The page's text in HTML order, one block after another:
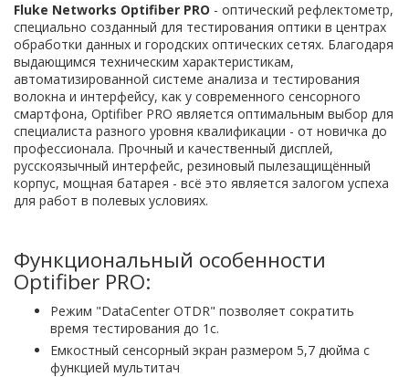
Fluke Networks Optifiber PRO - оптический рефлектометр,
специально созданный для тестирования оптики в центрах
обработки данных и городских оптических сетях. Благодаря
выдающимся техническим характеристикам,
автоматизированной системе анализа и тестирования
волокна и интерфейсу, как у современного сенсорного
смартфона, Optifiber PRO является оптимальным выбор для
специалиста разного уровня квалификации - от новичка до
профессионала. Прочный и качественный дисплей,
русскоязычный интерфейс, резиновый пылезащищённый
корпус, мощная батарея - всё это является залогом успеха
для работ в полевых условиях.
Функциональный особенности
Optifiber PRO:
Режим "DataCenter OTDR" позволяет сократить
время тестирования до 1c.
Емкостный сенсорный экран размером 5,7 дюйма с
функцией мультитач